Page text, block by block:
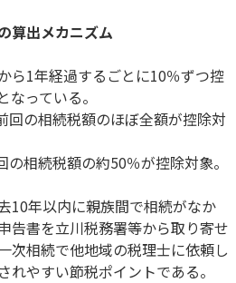
算出メカニズム
ら1年経過するごとに10％ずつ控
っている。
の相続税額のほぼ全額が控除対
相続税額の約50％が控除対象。
10年以内に親族間で相続がなか
告書を立川税務署等から取り寄せ
次相続で他地域の税理士に依頼し
れやすい節税ポイントである。